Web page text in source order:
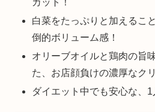
白菜をたっぷりと加えるこ
倒的ボリューム感！
オリーブオイルと鶏肉の旨
た、お店顔負けの濃厚なク
ダイエット中でも安心な、1